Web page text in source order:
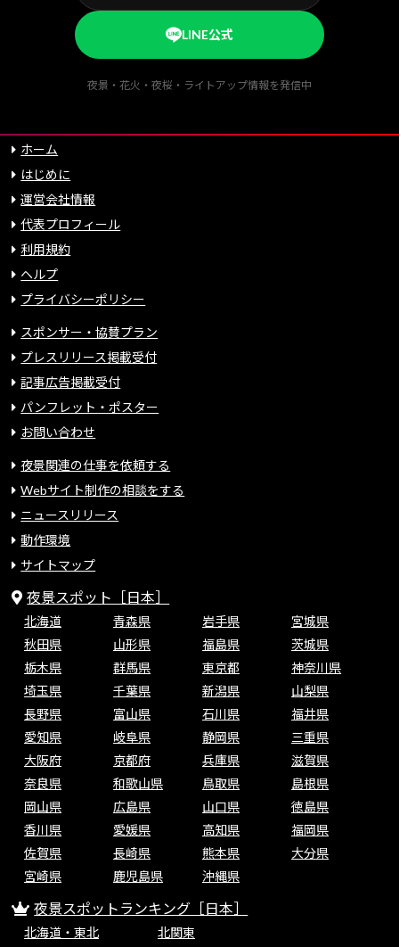
LINE公式
夜景・花火・夜桜・ライトアップ情報を発信中
ホーム
はじめに
運営会社情報
代表プロフィール
利用規約
ヘルプ
プライバシーポリシー
スポンサー・協賛プラン
プレスリリース掲載受付
記事広告掲載受付
パンフレット・ポスター
お問い合わせ
夜景関連の仕事を依頼する
Webサイト制作の相談をする
ニュースリリース
動作環境
サイトマップ
夜景スポット［日本］
北海道 青森県 岩手県
宮城県
秋田県
山形県 福島県
茨城県
栃木県
群馬県 東京都
神奈川県
埼玉県
千葉県 新潟県
山梨県
長野県
富山県 石川県
福井県
愛知県
岐阜県 静岡県
三重県
大阪府
京都府 兵庫県
滋賀県
奈良県
和歌山県 鳥取県
島根県
岡山県
広島県 山口県
徳島県
香川県
愛媛県 高知県
福岡県
佐賀県
長崎県 熊本県
大分県
宮崎県
鹿児島県 沖縄県
夜景スポットランキング［日本］
北海道・東北
北関東